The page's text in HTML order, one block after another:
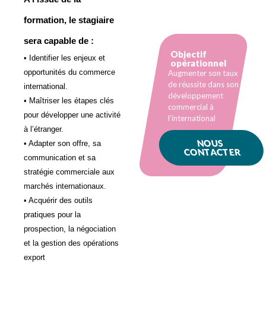
formation, le stagiaire
sera capable de :
• Identifier les enjeux et
opportunités du commerce
international.
• Maîtriser les étapes clés
pour développer une activité
à l’étranger.
• Adapter son offre, sa
communication et sa
stratégie commerciale aux
marchés internationaux.
• Acquérir des outils
pratiques pour la
prospection, la négociation
et la gestion des opérations
export
Objectif
opérationnel
Augmenter son taux
de réussite dans son
développement
commercial à
l’international
NOUS
CONTACTER